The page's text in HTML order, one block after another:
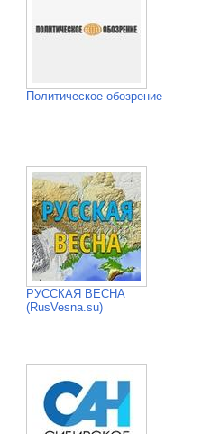
Политическое обозрение
РУССКАЯ ВЕСНА
(RusVesna.su)